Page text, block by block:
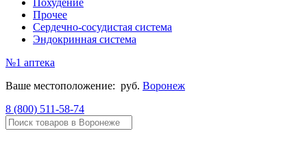
Похудение
Прочее
Сердечно-сосудистая система
Эндокринная система
№1 аптека
Ваше местоположение: руб. Воронеж
8 (800) 511-58-74